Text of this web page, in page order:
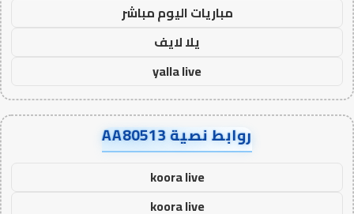
مباريات اليوم مباشر
يلا لايف
yalla live
روابط نصية AA80513
koora live
koora live